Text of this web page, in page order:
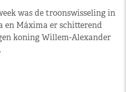
was de troonswisseling in
en Máxima er schitterend
koning Willem-Alexander